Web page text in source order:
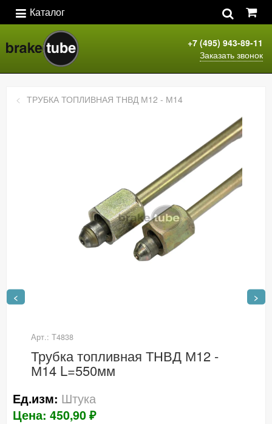
Каталог
+7 (495) 943-89-11
Заказать звонок
< >
ТРУБКА ТОПЛИВНАЯ ТНВД М12 - М14
Арт.: Т4838
Трубка топливная ТНВД М12 -
М14 L=550мм
Ед.изм: Штука
Цена: 450,90 ₽